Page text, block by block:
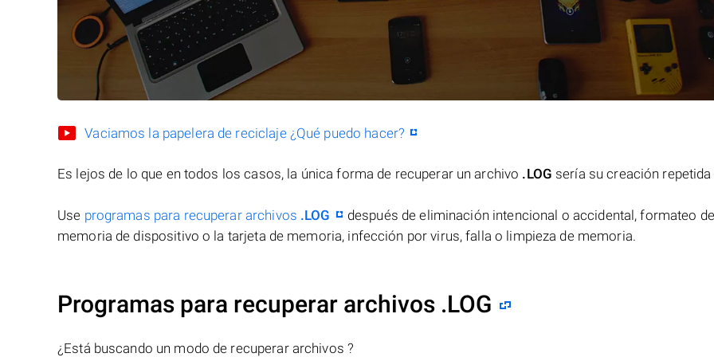
Vaciamos la papelera de reciclaje ¿Qué puedo hacer?
Es lejos de lo que en todos los casos, la única forma de recuperar un archivo .LOG sería su creación repetida
Use programas para recuperar archivos .LOG
después de eliminación intencional o accidental, formateo
memoria de dispositivo o la tarjeta de memoria, infección por virus, falla o limpieza de memoria.
Programas para recuperar archivos .LOG
¿Está buscando un modo de recuperar archivos ?